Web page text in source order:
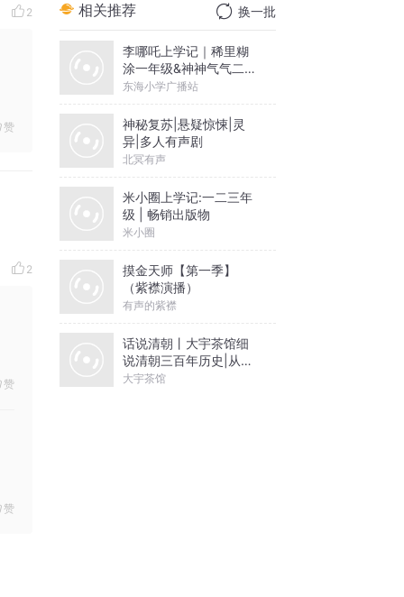
2
赞
2
赞
赞
相关推荐 换一批
李哪吒上学记｜稀里糊
涂一年级&神神气气二年
级
东海小学广播站
神秘复苏|悬疑惊悚|灵
异|多人有声剧
北冥有声
米小圈上学记:一二三年
级 | 畅销出版物
米小圈
摸金天师【第一季】
（紫襟演播）
有声的紫襟
话说清朝丨大宇茶馆细
说清朝三百年历史|从努
尔哈赤到末代皇帝溥仪|
大宇茶馆